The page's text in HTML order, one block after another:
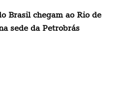
Brasil chegam ao Rio de
sede da Petrobrás